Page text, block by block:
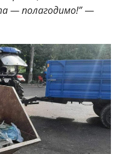
— полагодимо!”—